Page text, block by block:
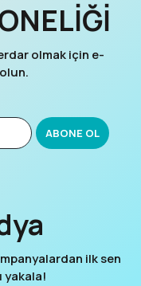
olmak için e-
ilk sen
yakala!